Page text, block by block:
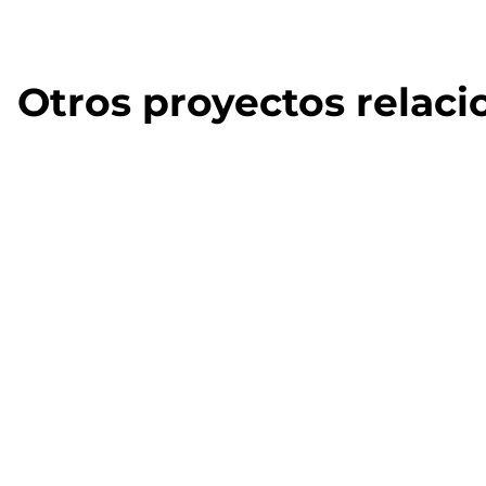
Otros proyectos